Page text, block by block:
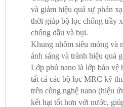
và giảm hiệu quả sự phản
thời giúp bộ lọc chống trầy
chống dầu và bụi.
Khung nhôm siêu mỏng và
ánh sáng và tránh hiệu quả
Lớp phủ nano là lớp bảo vệ
tất cả các bộ lọc MRC kỹ
trên công nghệ nano (hiệu
kết hạt tốt hơn với nước,